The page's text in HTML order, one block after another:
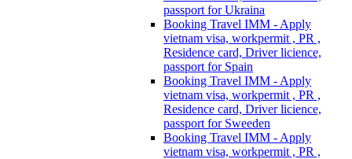
passport for Ukraina
Booking Travel IMM - Apply
vietnam visa, workpermit , PR ,
Residence card, Driver licience,
passport for Spain
Booking Travel IMM - Apply
vietnam visa, workpermit , PR ,
Residence card, Driver licience,
passport for Sweeden
Booking Travel IMM - Apply
vietnam visa, workpermit , PR ,